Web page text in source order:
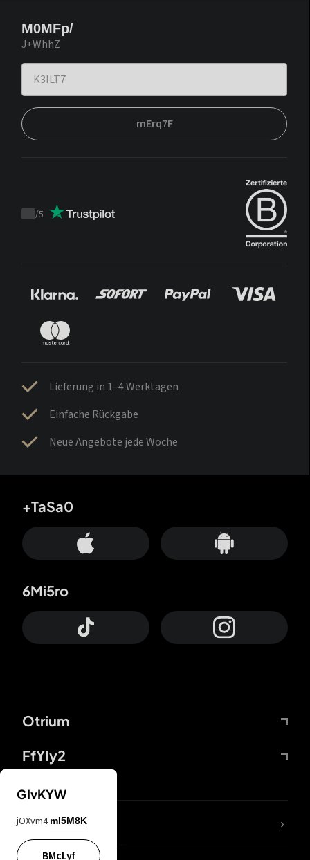
M0MFp/
J+WhhZ
mErq7F
Trustpilot
/5
Lieferung in 1–4 Werktagen
Einfache Rückgabe
Neue Angebote jede Woche
Otrium
FfYIy2
+TaSa0
6Mi5ro
DDcvSo
GIvKYW
jOXvm4 mI5M8K
BMcLyf